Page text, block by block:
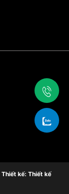
Thiết kế: Thiết kế